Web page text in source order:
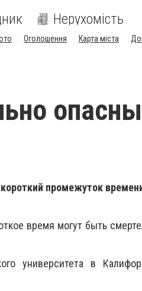
Нерухомість
Оголошення Карта міста
промежуток
время могут быть
университета в